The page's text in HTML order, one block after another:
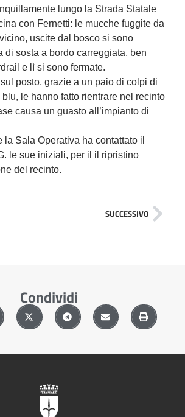
lungo la Strada Statale
con Fernetti: le mucche fuggite da
uscite dal bosco si sono
di sosta a bordo carreggiata, ben
e lì si sono fermate.
posto, grazie a un paio di colpi di
le hanno fatto rientrare nel recinto
causa un guasto all’impianto di
la Sala Operativa ha contattato il
le sue iniziali, per il il ripristino
del recinto.
SUCCESSIVO
Condividi